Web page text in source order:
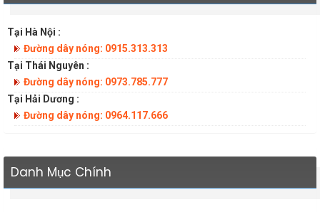
Tại Hà Nội :
Đường dây nóng: 0915.313.313
Tại Thái Nguyên :
Đường dây nóng: 0973.785.777
Tại Hải Dương :
Đường dây nóng: 0964.117.666
Danh Mục Chính